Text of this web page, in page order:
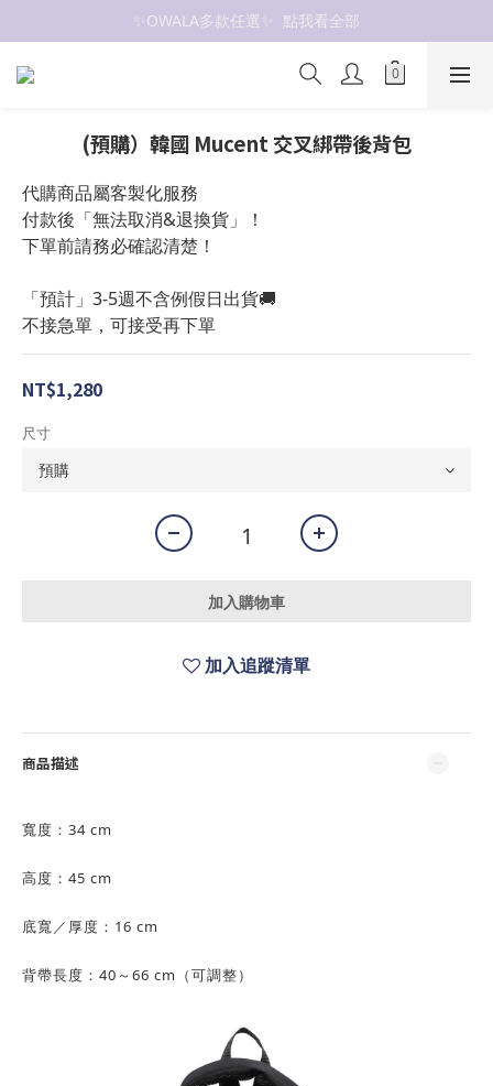
抗UV 50+防曬外套 $299🧊🧊
✨OWALA多款任選✨  點我看全部
(預購）韓國 Mucent 交叉綁帶後背包
代購商品屬客製化服務
付款後「無法取消&退換貨」！
下單前請務必確認清楚！
「預計」3-5週不含例假日出貨🚚
不接急單，可接受再下單
NT$1,280
尺寸
加入購物車
加入追蹤清單
商品描述
寬度：34 cm
高度：45 cm
底寬／厚度：16 cm
背帶長度：40～66 cm（可調整）